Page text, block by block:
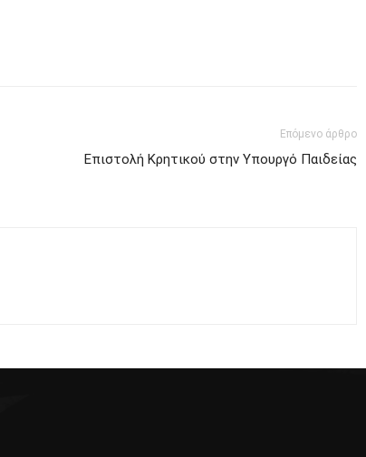
Επόμενο άρθρο
Επιστολή Κρητικού στην Υπουργό Παιδείας